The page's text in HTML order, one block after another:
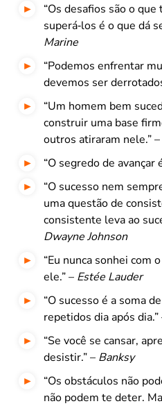
“Os desafios são o
superá‑los é o que dá
Marine
“Podemos enfrentar
devemos ser
“Um homem bem
construir uma base
outros atiraram nele.” –
“O segredo de avançar
“O sucesso nem
uma questão de
consistente leva ao
Dwayne Johnson
“Eu nunca sonhei com
ele.” – Estée Lauder
“O sucesso é a soma
repetidos dia após dia.”
“Se você se cansar,
desistir.” – Banksy
“Os obstáculos não
não podem te deter.